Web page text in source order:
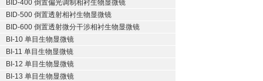
BID-400 倒置偏光调制相衬生物显微镜
BID-500 倒置透射相衬生物显微镜
BID-600 倒置透射微分干涉相衬生物显微镜
BI-10 单目生物显微镜
BI-11 单目生物显微镜
BI-12 单目生物显微镜
BI-13 单目生物显微镜